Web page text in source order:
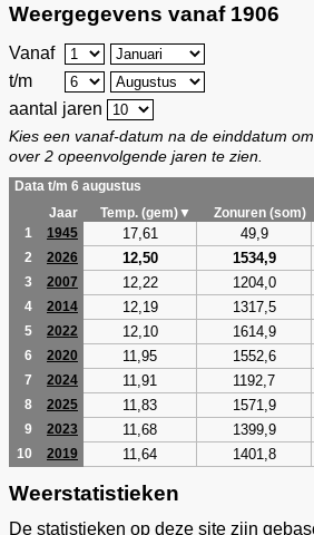
Weergegevens vanaf 1906
Vanaf
t/m
aantal jaren
Kies een vanaf-datum na de einddatum
over 2 opeenvolgende jaren te zien.
Data t/m 6 augustus
Jaar
Temp. (gem)▼ Zonuren (som)
1
1945 17,61 49,9
2 2026 12,50 1534,9
3 2007 12,22 1204,0
4 2014 12,19 1317,5
5 2022 12,10 1614,9
6 2020 11,95 1552,6
7 2024 11,91 1192,7
8 2025 11,83 1571,9
9 2023 11,68 1399,9
10 2019 11,64 1401,8
Weerstatistieken
De statistieken op deze site zijn